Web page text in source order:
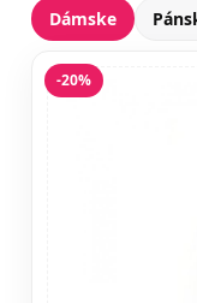
Dámske
-20%